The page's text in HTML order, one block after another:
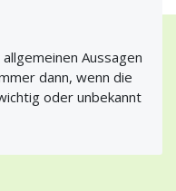
Aussagen
dann, wenn die
oder unbekannt